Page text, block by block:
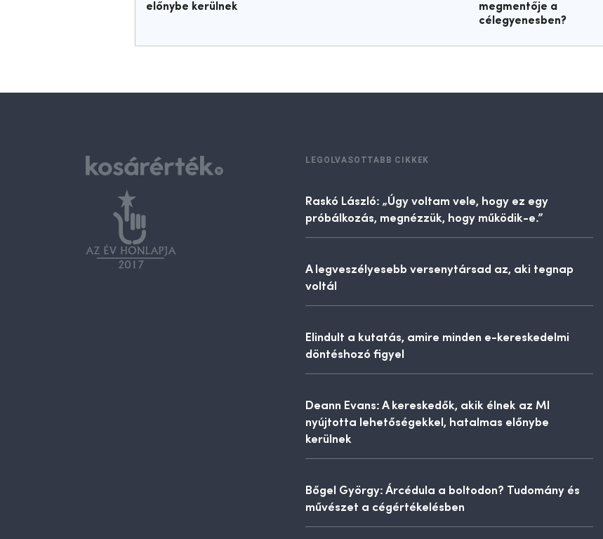
előnybe kerülnek
megmentője a
célegyenesben?
LEGOLVASOTTABB CIKKEK
Raskó László: „Úgy voltam vele, hogy ez egy
próbálkozás, megnézzük, hogy működik-e.”
A legveszélyesebb versenytársad az, aki tegnap
voltál
Elindult a kutatás, amire minden e-kereskedelmi
döntéshozó figyel
Deann Evans: A kereskedők, akik élnek az MI
nyújtotta lehetőségekkel, hatalmas előnybe
kerülnek
Bőgel György: Árcédula a boltodon? Tudomány és
művészet a cégértékelésben